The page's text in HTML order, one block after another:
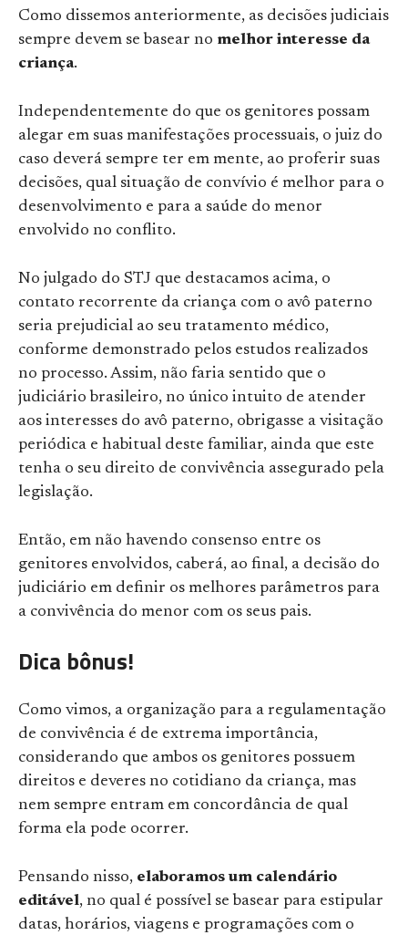
Como dissemos anteriormente, as decisões judiciais
sempre devem se basear no melhor interesse da
criança.
Independentemente do que os genitores possam
alegar em suas manifestações processuais, o juiz do
caso deverá sempre ter em mente, ao proferir suas
decisões, qual situação de convívio é melhor para o
desenvolvimento e para a saúde do menor
envolvido no conflito.
No julgado do STJ que destacamos acima, o
contato recorrente da criança com o avô paterno
seria prejudicial ao seu tratamento médico,
conforme demonstrado pelos estudos realizados
no processo. Assim, não faria sentido que o
judiciário brasileiro, no único intuito de atender
aos interesses do avô paterno, obrigasse a visitação
periódica e habitual deste familiar, ainda que este
tenha o seu direito de convivência assegurado pela
legislação.
Então, em não havendo consenso entre os
genitores envolvidos, caberá, ao final, a decisão do
judiciário em definir os melhores parâmetros para
a convivência do menor com os seus pais.
Dica bônus!
Como vimos, a organização para a regulamentação
de convivência é de extrema importância,
considerando que ambos os genitores possuem
direitos e deveres no cotidiano da criança, mas
nem sempre entram em concordância de qual
forma ela pode ocorrer.
Pensando nisso, elaboramos um calendário
editável, no qual é possível se basear para estipular
datas, horários, viagens e programações com o